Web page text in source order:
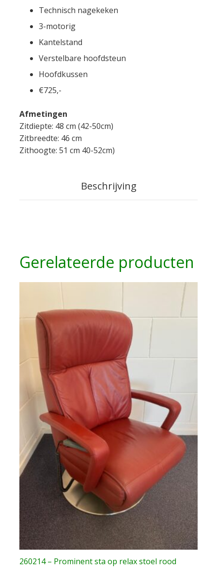
Technisch nagekeken
3-motorig
Kantelstand
Verstelbare hoofdsteun
Hoofdkussen
€725,-
Afmetingen
Zitdiepte: 48 cm (42-50cm)
Zitbreedte: 46 cm
Zithoogte: 51 cm 40-52cm)
Beschrijving
Gerelateerde producten
260214 – Prominent sta op relax stoel rood